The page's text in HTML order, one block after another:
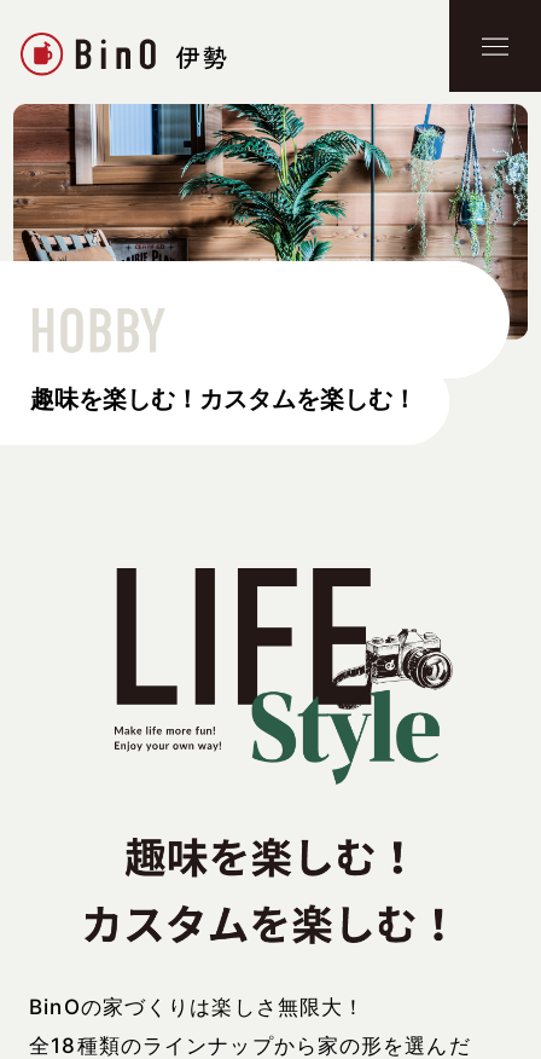
趣味を楽しむ！カスタムを楽しむ！
BinOの家づくりは楽しさ無限大！
全18種類のラインナップから家の形を選んだ